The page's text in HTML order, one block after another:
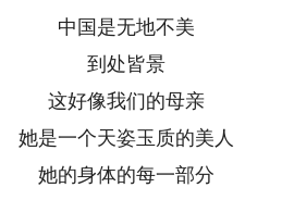
中国是无地不美
到处皆景
这好像我们的母亲
她是一个天姿玉质的美人
她的身体的每一部分